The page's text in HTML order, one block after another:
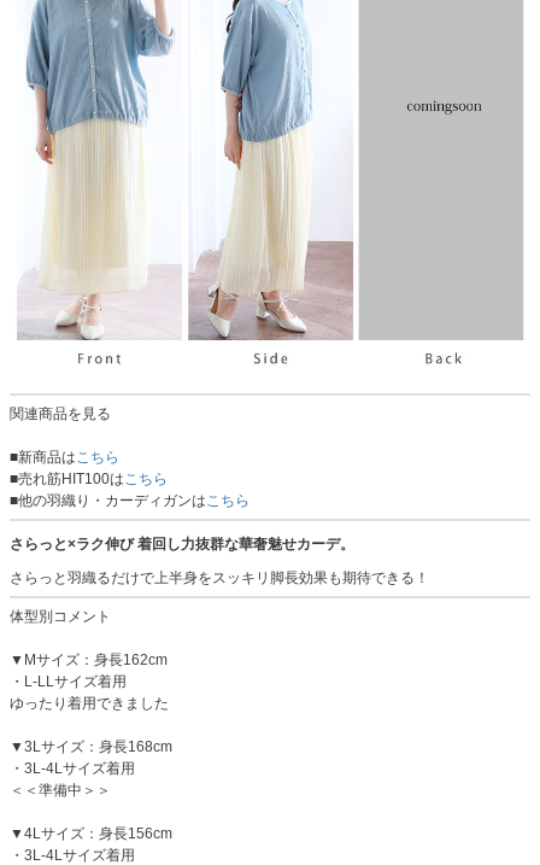
関連商品を見る
■新商品はこちら
■売れ筋HIT100はこちら
■他の羽織り・カーディガンはこちら
さらっと×ラク伸び 着回し力抜群な華奢魅せカーデ。
さらっと羽織るだけで上半身をスッキリ脚長効果も期待できる！
体型別コメント
▼Mサイズ：身長162cm
・L-LLサイズ着用
ゆったり着用できました
▼3Lサイズ：身長168cm
・3L-4Lサイズ着用
＜＜準備中＞＞
▼4Lサイズ：身長156cm
・3L-4Lサイズ着用